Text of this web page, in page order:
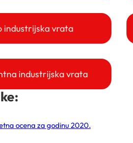
industrijska vrata
industrijska vrata
ocena za godinu 2020.